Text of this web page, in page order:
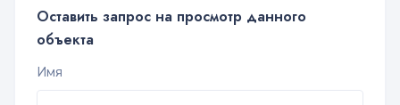
Оставить запрос на просмотр данного
объекта
Имя